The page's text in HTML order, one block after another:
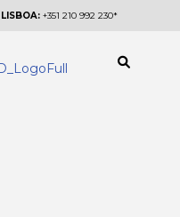
LISBOA:+351 210 992 230*